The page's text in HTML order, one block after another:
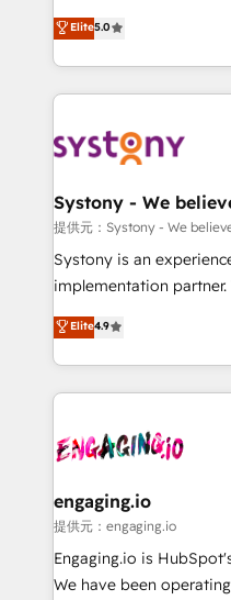
Year LATAM 2022,
Year 2024. • Organizer
you grow faster,
helps mid-market
they sell, market, and
HubSpot—we teach
to help you keep winning. What We Do ⚙️
Data & Content 📈 Sales
Agent Creation 🔄
Migration Why 1406 We become part of your team.
Your team learns while
broke. Built for mid-
constraints. By the Numbers 🏆 Top 1% of all
HubSpot partners 🔄
and sales ops at mid-
move beyond
Elite5.0
Systony - We
提供元：Systony - We
Systony is an
implementation
organization's needs
with your organization.
you are too. Why Systony? - 20+ years of
experience with CRM,
Own back-end
View, SuperOffice) -
Business Central,
focus on growing B2B
such as manufacturing,
Elite4.9
engaging.io
提供元：engaging.io
Engaging.io is
We have been